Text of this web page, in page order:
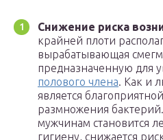
Снижение риска
крайней плоти
вырабатывающая
предназначенную для
полового члена. Как и
является
размножения
мужчинам становится
гигиену, снижается